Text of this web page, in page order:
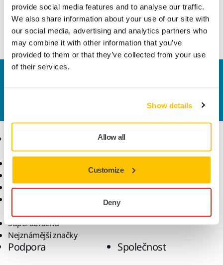
provide social media features and to analyse our traffic.
We also share information about your use of our site with
our social media, advertising and analytics partners who
may combine it with other information that you’ve
provided to them or that they’ve collected from your use
of their services.
Show details
Allow all
Customize
Deny
Disposable paper dustbag for pneumatic ROS and OS DB-
sanders. Capacity: 1 litre.
tým podpory, který zodpoví vaše dotazy.
Brusiva a směsi
Superabraziva
Nejznámější značky
Know-how
Aplikace
Řešení
Podpora Společnost